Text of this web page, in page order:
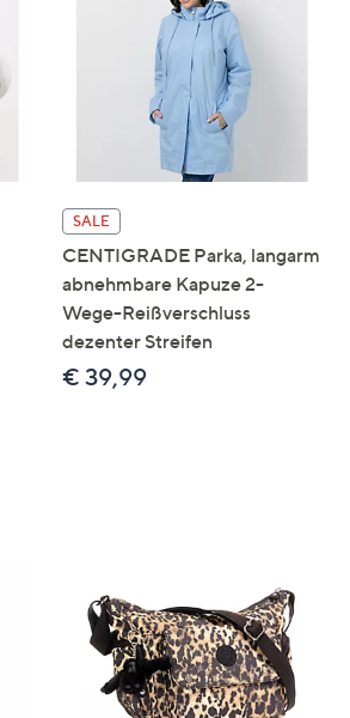
SALE
CENTIGRADE Parka, langarm
abnehmbare Kapuze 2-
Wege-Reißverschluss
dezenter Streifen
€ 39,99